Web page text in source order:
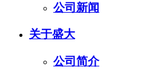
公司新闻
关于盛大
公司简介